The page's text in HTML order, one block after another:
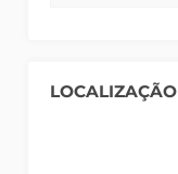
LOCALIZAÇÃO